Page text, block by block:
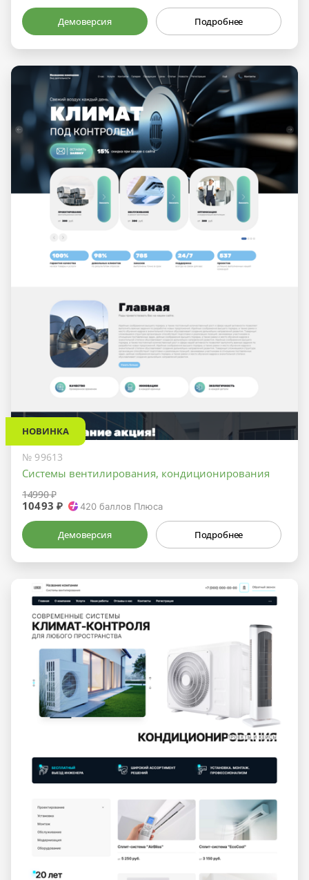
Демоверсия Подробнее
НОВИНКА
№ 99613
Системы вентилирования, кондиционирования
14990 ₽
10493 ₽ 420 баллов Плюса
Демоверсия Подробнее